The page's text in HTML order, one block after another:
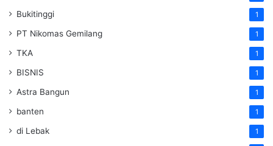
Bukitinggi 1
PT Nikomas Gemilang 1
TKA 1
BISNIS 1
Astra Bangun 1
banten 1
di Lebak 1